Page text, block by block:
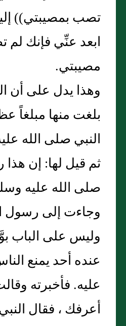
تصب بمصيبتي))
ابعد عنِّي فإنك
مصيبتي.
وهذا يدل على أن
بلغت منها مبلغاً
النبي صلى الله
ثم قيل لها: إن
صلى الله عليه
وجاءت إلى رسول
وليس على الباب
عنده أحد يمنع
عليه. فأخبرته
أعرفك ، فقال